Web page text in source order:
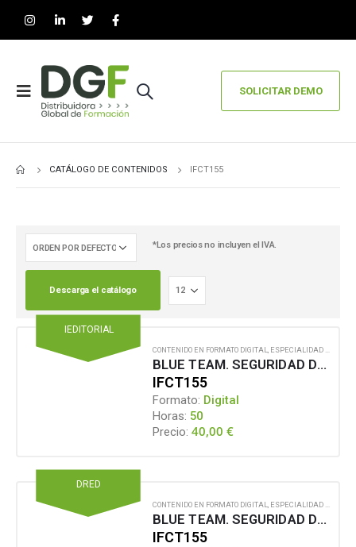
SOLICITAR DEMO
CATÁLOGO DE CONTENIDOS IFCT155
*Los precios no incluyen el IVA.
Descarga el catálogo
IEDITORIAL
CONTENIDO EN FORMATO DIGITAL ESPECIALIDAD FORMATIVA
BLUE TEAM. SEGURIDAD DEFENSIVA
IFCT155
Formato: Digital
Horas: 50
Precio: 40,00€
DRED
CONTENIDO EN FORMATO DIGITAL ESPECIALIDAD FORMATIVA
BLUE TEAM. SEGURIDAD DEFENSIVA
IFCT155